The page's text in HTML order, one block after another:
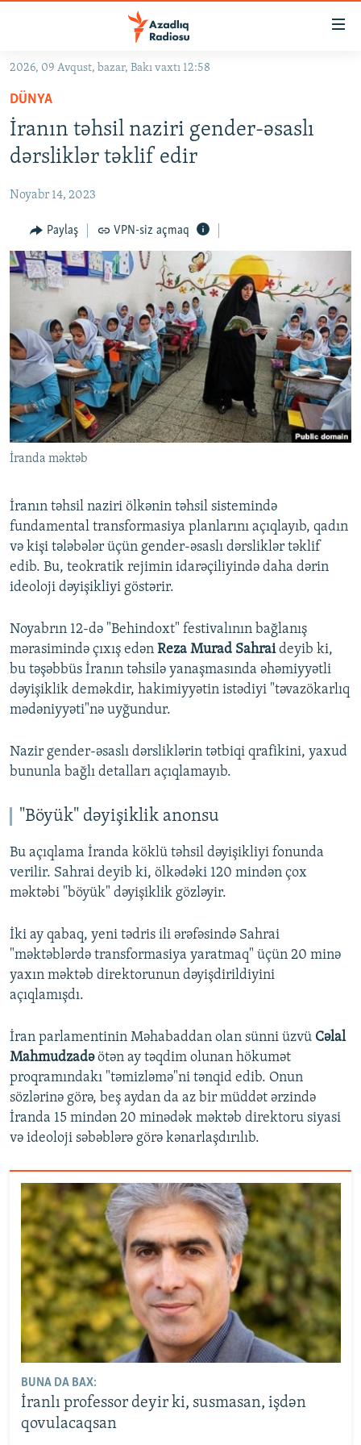
Əsas
qayıt
Əsas
naviqasiyaya
qayıt
Axtarışa
KORRUPSIOMETR
FƏRQƏ BAX
QANUNI DOĞRU
ARAŞDIRMA
MULTIMEDIA
VIDEO
FOTOQALEREYA
İNFOQRAFIKA
KARIKATURA
RADIO ARXIV
OXU ZALI
AZƏRBAYCAN ƏDƏBIYYATI KITABXANASI
İSLAM VƏ DEMOKRATIYA
İZ - MƏDƏNIYYƏT PROQRAMI
HAQQIMIZDA
MISSIYAMIZ
PEŞƏ ETIKASI VƏ JURNALISTIKA STANDARTLARIMIZ
MATERIALLARIMIZDAN ISTIFADƏ
AZADLIQRADIOSU MOBIL TELEFONUNUZDA
XƏBƏR BÜLLETENLƏRIMIZ
BIZI IZLƏ
RFE/RL-in bütün saytları
2026, 09 Avqust, bazar, Bakı vaxtı 12:58
DÜNYA
İranın təhsil naziri gender-əsaslı
dərsliklər təklif edir
Noyabr 14, 2023
Paylaş VPN-siz açmaq
İranda məktəb
İranın təhsil naziri ölkənin təhsil sistemində
fundamental transformasiya planlarını açıqlayıb, qadın
və kişi tələbələr üçün gender-əsaslı dərsliklər təklif
edib. Bu, teokratik rejimin idarəçiliyində daha dərin
ideoloji dəyişikliyi göstərir.
Noyabrın 12-də "Behindoxt" festivalının bağlanış
mərasimində çıxış edən Reza Murad Sahraideyib ki,
bu təşəbbüs İranın təhsilə yanaşmasında əhəmiyyətli
dəyişiklik deməkdir, hakimiyyətin istədiyi "təvazökarlıq
mədəniyyəti"nə uyğundur.
Nazir gender-əsaslı dərsliklərin tətbiqi qrafikini, yaxud
bununla bağlı detalları açıqlamayıb.
"Böyük" dəyişiklik anonsu
Bu açıqlama İranda köklü təhsil dəyişikliyi fonunda
verilir. Sahrai deyib ki, ölkədəki 120 mindən çox
məktəbi "böyük" dəyişiklik gözləyir.
İki ay qabaq, yeni tədris ili ərəfəsində Sahrai
"məktəblərdə transformasiya yaratmaq" üçün 20 minə
yaxın məktəb direktorunun dəyişdirildiyini
açıqlamışdı.
İran parlamentinin Məhabaddan olan sünni üzvü Cəlal
Mahmudzadəötən ay təqdim olunan hökumət
proqramındakı "təmizləmə"ni tənqid edib. Onun
sözlərinə görə, beş aydan da az bir müddət ərzində
İranda 15 mindən 20 minədək məktəb direktoru siyasi
və ideoloji səbəblərə görə kənarlaşdırılıb.
BUNA DA BAX:
İranlı professor deyir ki, susmasan, işdən
qovulacaqsan